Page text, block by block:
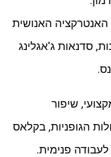
האנושית
סדנאות ג'אגלינג
שיפור
הגופניות, בקלאס
פנימית.